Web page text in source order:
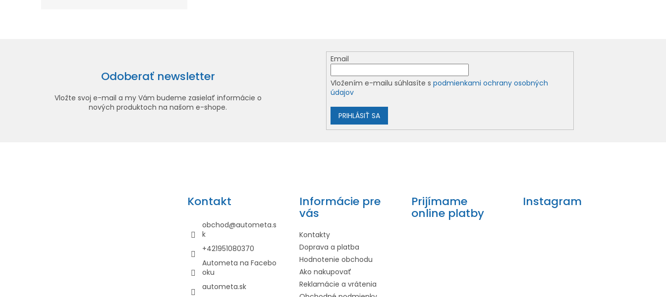
Odoberať newsletter
Vložte svoj e-mail a my Vám budeme zasielať informácie o
nových produktoch na našom e-shope.
Email
Vložením e-mailu súhlasíte spodmienkami ochrany osobných
údajov
PRIHLÁSIŤ SA
Kontakt
obchod@autometa.s
k
+421951080370
Autometa na Facebo
oku
autometa.sk
Informácie pre
vás
Kontakty
Doprava a platba
Hodnotenie obchodu
Ako nakupovať
Reklamácie a vrátenia
Prijímame
online platby
Instagram